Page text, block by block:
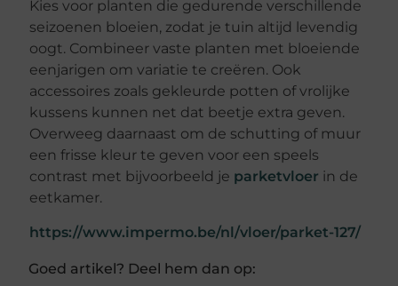
Kies voor planten die gedurende verschillende
seizoenen bloeien, zodat je tuin altijd levendig
oogt. Combineer vaste planten met bloeiende
eenjarigen om variatie te creëren. Ook
accessoires zoals gekleurde potten of vrolijke
kussens kunnen net dat beetje extra geven.
Overweeg daarnaast om de schutting of muur
een frisse kleur te geven voor een speels
contrast met bijvoorbeeld je parketvloer in de
eetkamer.
https://www.impermo.be/nl/vloer/parket-127/
Goed artikel? Deel hem dan op: